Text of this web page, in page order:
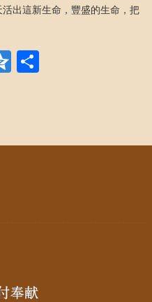
出這新生命，豐盛的生命，把
Qzone